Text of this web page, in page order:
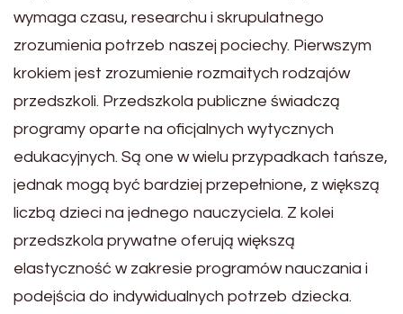
wymaga czasu, researchu i skrupulatnego
zrozumienia potrzeb naszej pociechy. Pierwszym
krokiem jest zrozumienie rozmaitych rodzajów
przedszkoli. Przedszkola publiczne świadczą
programy oparte na oficjalnych wytycznych
edukacyjnych. Są one w wielu przypadkach tańsze,
jednak mogą być bardziej przepełnione, z większą
liczbą dzieci na jednego nauczyciela. Z kolei
przedszkola prywatne oferują większą
elastyczność w zakresie programów nauczania i
podejścia do indywidualnych potrzeb dziecka.